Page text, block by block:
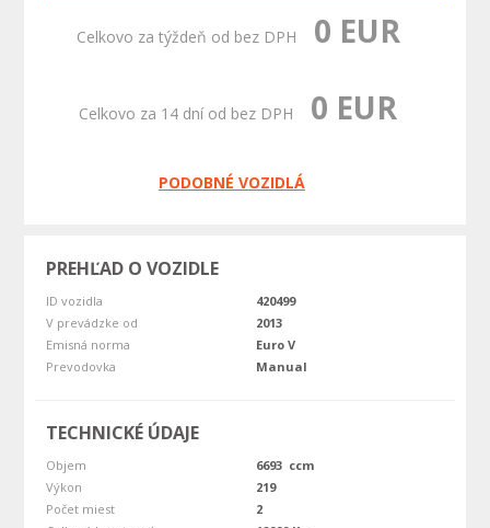
Celkovo za týždeň od bez DPH 0 EUR
Celkovo za 14 dní od bez DPH 0 EUR
PODOBNÉ VOZIDLÁ
PREHĽAD O VOZIDLE
ID vozidla
420499
V prevádzke od
2013
Emisná norma
Euro V
Prevodovka
Manual
TECHNICKÉ ÚDAJE
Objem
6693 ccm
Výkon
219
Počet miest
2